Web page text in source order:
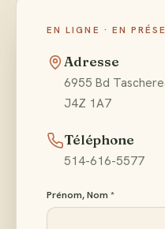
EN LIGNE · EN
Adresse
6955 Bd
J4Z 1A7
Téléphone
514-616-5577
Prénom, Nom *